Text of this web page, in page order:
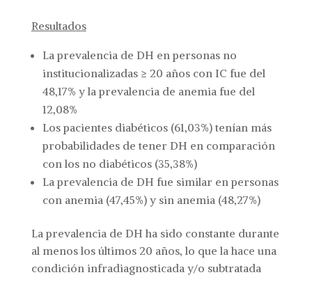
Resultados
La prevalencia de DH en personas no
institucionalizadas ≥ 20 años con IC fue del
48,17% y la prevalencia de anemia fue del
12,08%
Los pacientes diabéticos (61,03%) tenían más
probabilidades de tener DH en comparación
con los no diabéticos (35,38%)
La prevalencia de DH fue similar en personas
con anemia (47,45%) y sin anemia (48,27%)
La prevalencia de DH ha sido constante durante
al menos los últimos 20 años, lo que la hace una
condición infradiagnosticada y/o subtratada